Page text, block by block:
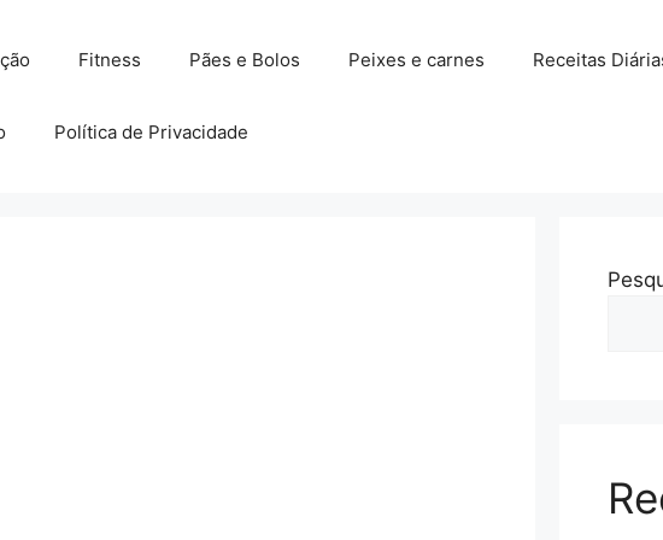
Fitness Pães e Bolos Peixes e carnes Receitas
Política de Privacidade